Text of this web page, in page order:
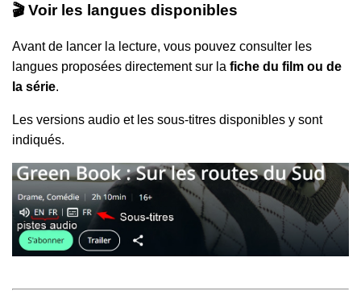
🎬 Voir les langues disponibles
Avant de lancer la lecture, vous pouvez consulter les
langues proposées directement sur la fiche du film ou de
la série.
Les versions audio et les sous-titres disponibles y sont
indiqués.